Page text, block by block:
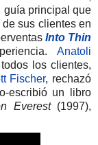
guía principal que
sus clientes en
Into Thin
Anatoli
los clientes,
Fischer, rechazó
escribió un libro
Everest(1997),